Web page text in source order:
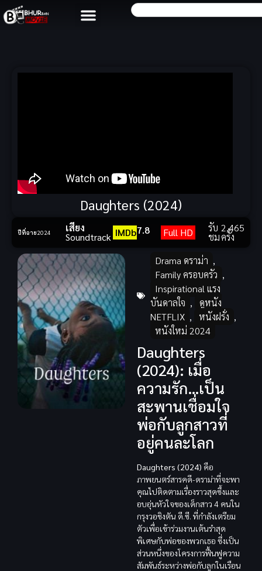
Daughters (2024)
ปีที่ฉาย2024 เสียง
Soundtrack IMDb7.8 Full HD รับ
ชม
2,465
ครั้ง
Drama ดราม่า ,
Family ครอบครัว ,
Inspirational แรง
บันดาลใจ ,
ดูหนัง
NETFLIX , หนังฝรั่ง ,
หนังใหม่ 2024
Daughters
(2024): เมื่อ
ความรัก…เป็น
สะพานเชื่อมใจ
พ่อกับลูกสาวที่
อยู่คนละโลก
Daughters (2024) คือ
ภาพยนตร์สารคดี-ดราม่าที่จะพา
คุณไปติดตามเรื่องราวสุดซึ้งและ
อบอุ่นหัวใจของเด็กสาว 4 คนใน
กรุงวอชิงตัน ดี.ซี. ที่กำลังเตรียม
ตัวเพื่อเข้าร่วมงานเต้นรำสุด
พิเศษกับพ่อของพวกเธอ ซึ่งเป็น
ส่วนหนึ่งของโครงการฟื้นฟูความ
สัมพันธ์ระหว่างพ่อกับลูกในเรือน